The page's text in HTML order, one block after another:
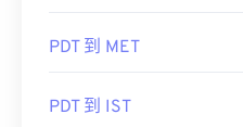
PDT 到 MET
PDT 到 IST